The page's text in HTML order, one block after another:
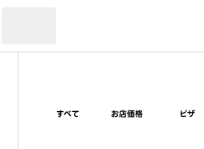
すべて お店価格 ピザ